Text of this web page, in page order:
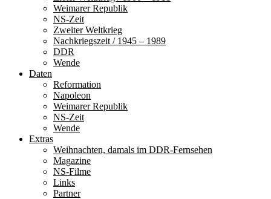
Weimarer Republik
NS-Zeit
Zweiter Weltkrieg
Nachkriegszeit / 1945 – 1989
DDR
Wende
Daten
Reformation
Napoleon
Weimarer Republik
NS-Zeit
Wende
Extras
Weihnachten, damals im DDR-Fernsehen
Magazine
NS-Filme
Links
Partner